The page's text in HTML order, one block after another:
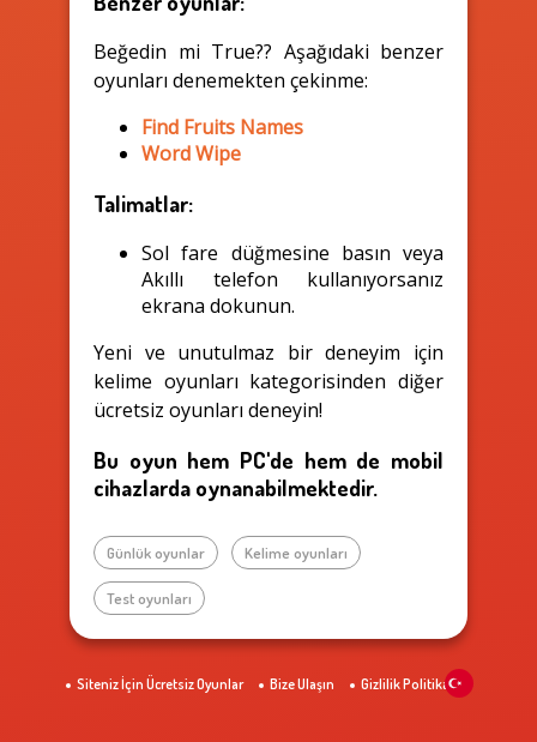
Beğedin mi True?? Aşağıdaki benzer
oyunları denemekten çekinme:
Find Fruits Names
Word Wipe
Talimatlar:
Sol fare düğmesine basın veya
Akıllı telefon kullanıyorsanız
ekrana dokunun.
Yeni ve unutulmaz bir deneyim için
kelime oyunları kategorisinden diğer
ücretsiz oyunları deneyin!
Bu oyun hem PC'de hem de mobil
cihazlarda oynanabilmektedir.
Günlük oyunlar Kelime oyunları
Test oyunları
Siteniz İçin Ücretsiz Oyunlar Bize Ulaşın Gizlilik Politikası